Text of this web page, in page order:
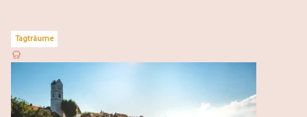
Tagträume